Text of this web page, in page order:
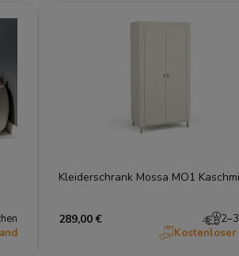
Kleiderschrank Mossa MO1
289,00 €
Kostenloser